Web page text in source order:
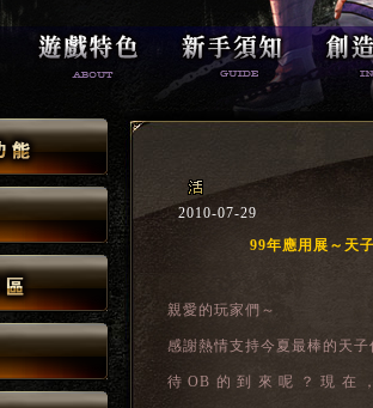
2010-07-29
99年應用展～天
親愛的玩家們～
感謝熱情支持今夏最棒的天
待OB的到來呢？現在